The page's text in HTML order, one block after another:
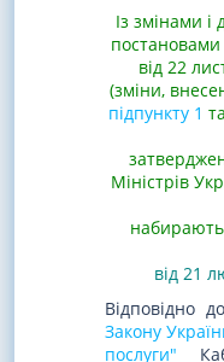
Із змінами
постановами
від 22
(зміни,
підпункту 1 та
Міністрів
від 21
Відповідно до
Закону
послуги"